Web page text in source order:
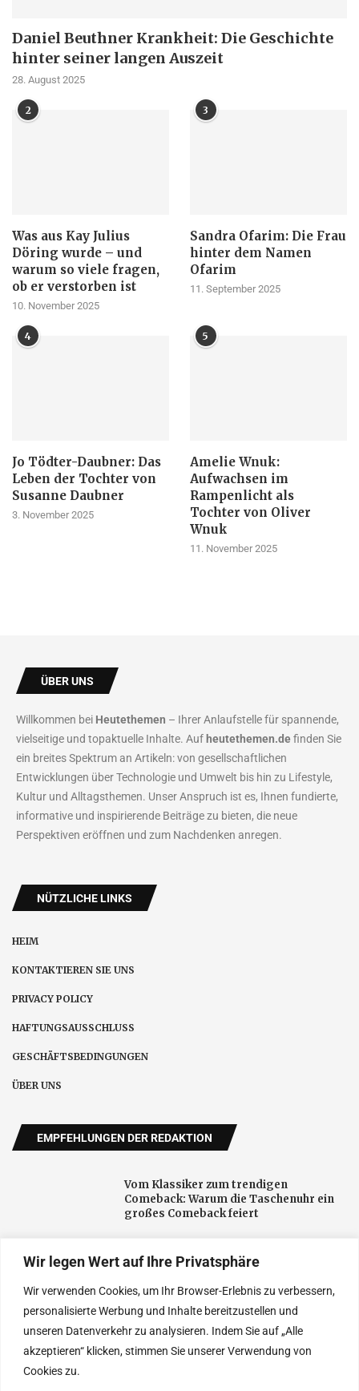
Wir legen Wert auf Ihre Privatsphäre
Wir verwenden Cookies, um Ihr Browser-Erlebnis zu verbessern,
personalisierte Werbung und Inhalte bereitzustellen und
unseren Datenverkehr zu analysieren. Indem Sie auf „Alle
akzeptieren“ klicken, stimmen Sie unserer Verwendung von
Cookies zu.
Daniel Beuthner Krankheit: Die Geschichte
hinter seiner langen Auszeit
28. August 2025
2
Was aus Kay Julius
Döring wurde – und
warum so viele fragen,
ob er verstorben ist
10. November 2025
3
Sandra Ofarim: Die Frau
hinter dem Namen
Ofarim
11. September 2025
4
Jo Tödter-Daubner: Das
Leben der Tochter von
Susanne Daubner
3. November 2025
5
Amelie Wnuk:
Aufwachsen im
Rampenlicht als
Tochter von Oliver
Wnuk
11. November 2025
ÜBER UNS
Willkommen bei Heutethemen – Ihrer Anlaufstelle für spannende,
vielseitige und topaktuelle Inhalte. Aufheutethemen.definden Sie
ein breites Spektrum an Artikeln: von gesellschaftlichen
Entwicklungen über Technologie und Umwelt bis hin zu Lifestyle,
Kultur und Alltagsthemen. Unser Anspruch ist es, Ihnen fundierte,
informative und inspirierende Beiträge zu bieten, die neue
Perspektiven eröffnen und zum Nachdenken anregen.
NÜTZLICHE LINKS
HEIM
KONTAKTIEREN SIE UNS
PRIVACY POLICY
HAFTUNGSAUSSCHLUSS
GESCHÄFTSBEDINGUNGEN
ÜBER UNS
EMPFEHLUNGEN DER REDAKTION
Vom Klassiker zum trendigen
Comeback: Warum die Taschenuhr ein
großes Comeback feiert
Effiziente wärmeübertragung im alltag
und in der technik
Die weltweit führenden Ärzte für
natürliche Ergebnisse bei